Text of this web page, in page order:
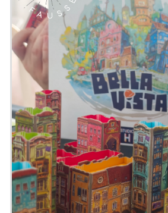
Description : Alors que les grands
empires se faisaient la guerre, certains
colons ont décidé de partir à la
recherche de terres plus pacifiques. Ils
savent que cette fois-ci, ils devront
travailler ensemble pour prospérer dans
ces nouvelles régions, ou devraient au
moins essayer! Imperial Settlers: Roll &
Write est un jeu rapide de construction
de moteur avec des mécanismes de roll
and write. Chaque joueur essaie d'être
aussi efficace que possible avec les
ressources et les travailleurs
disponibles. Dans le jeu, les joueurs
construisent de nouveaux bâtiments
pour gagner des capacités, construisent